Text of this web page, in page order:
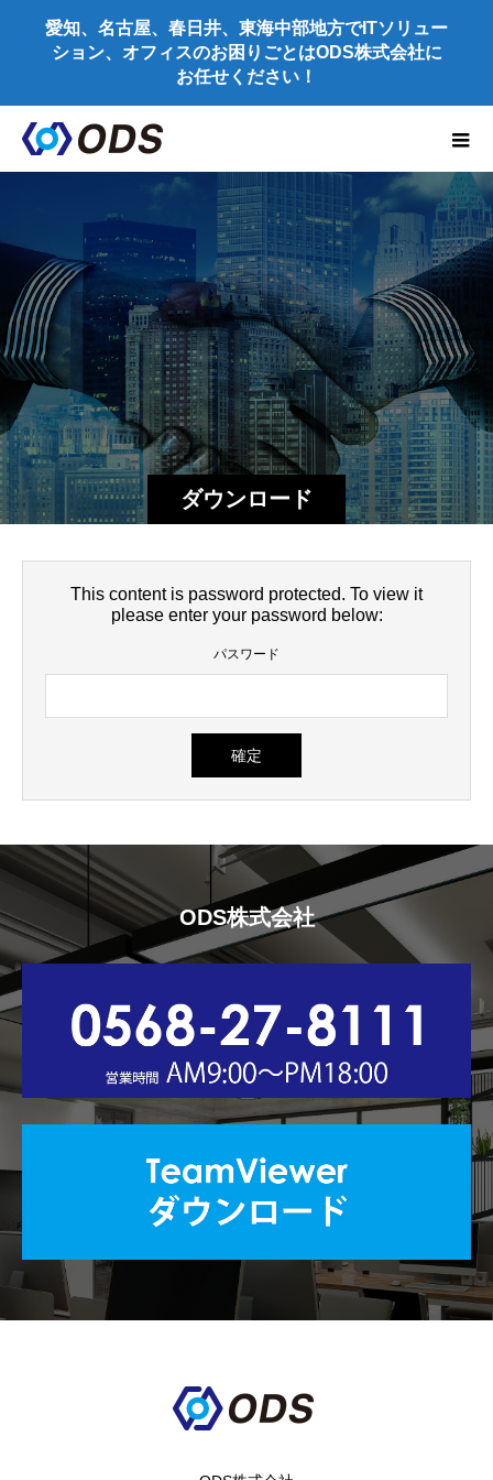
愛知、名古屋、春日井、東海中部地方でITソリュー
ション、オフィスのお困りごとはODS株式会社に
お任せください！
ダウンロード
This content is password protected. To view it
please enter your password below:
パスワード
ODS株式会社